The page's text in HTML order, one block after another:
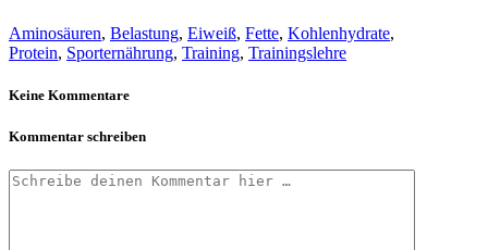
Aminosäuren, Belastung, Eiweiß, Fette, Kohlenhydrate,
Protein, Sporternährung, Training, Trainingslehre
Keine Kommentare
Kommentar schreiben